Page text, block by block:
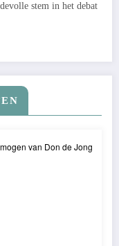
stem in het debat